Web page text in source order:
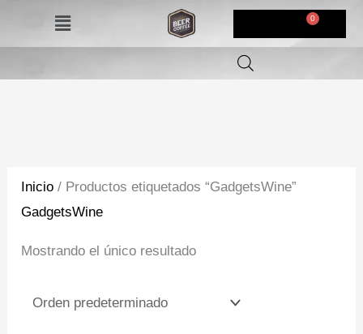
Menú
Inicio / Productos etiquetados “GadgetsWine”
GadgetsWine
Mostrando el único resultado